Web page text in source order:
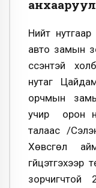
Нийт
авто замын
үүссэнтэй
нутаг
орчмын
учир орон
талаас /
Хөвсгөл
зорчигчтой